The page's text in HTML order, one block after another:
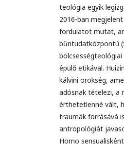
teológia egyik
2016-ban
fordulatot mutat,
bűntudatközpontú
épülő etikával.
kálvini örökség,
adósnak tételezi, a
érthetetlenné vált,
traumák forrásává
antropológiát
Homo